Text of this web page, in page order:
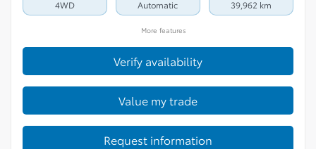
4WD Automatic 39,962 km
More features
Verify availability
Value my trade
Request information